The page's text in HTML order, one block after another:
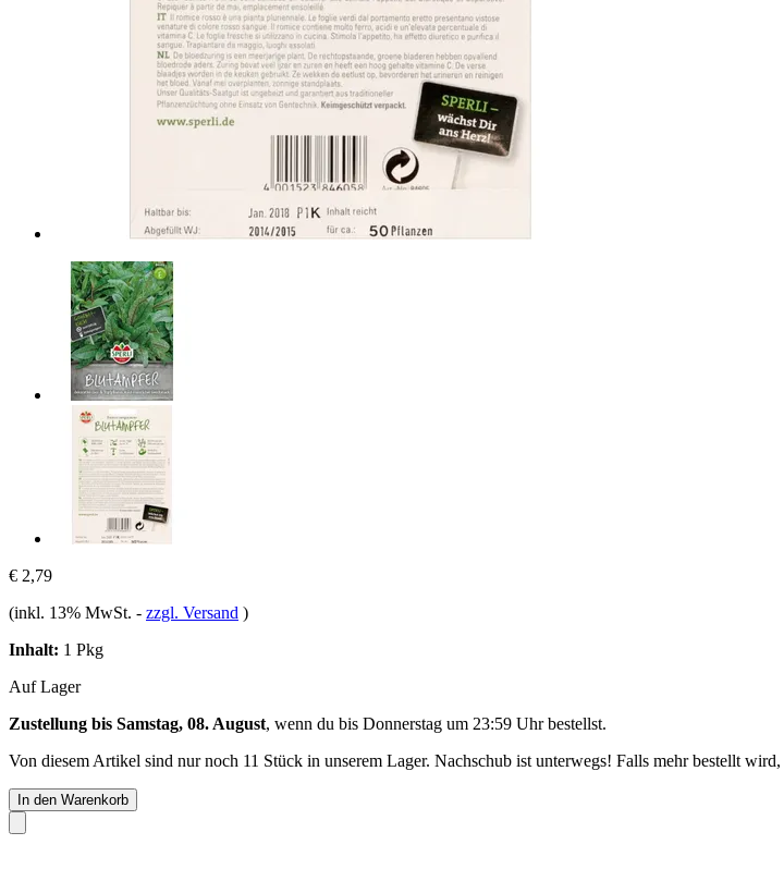
€ 2,79
(inkl. 13% MwSt. - zzgl. Versand )
Inhalt: 1 Pkg
Auf Lager
Zustellung bis Samstag, 08. August, wenn du bis Donnerstag um 23:59 Uhrbestellst.
Von diesem Artikel sind nur noch 11 Stück in unserem Lager. Nachschub ist unterwegs! Falls mehr bestellt
In den Warenkorb